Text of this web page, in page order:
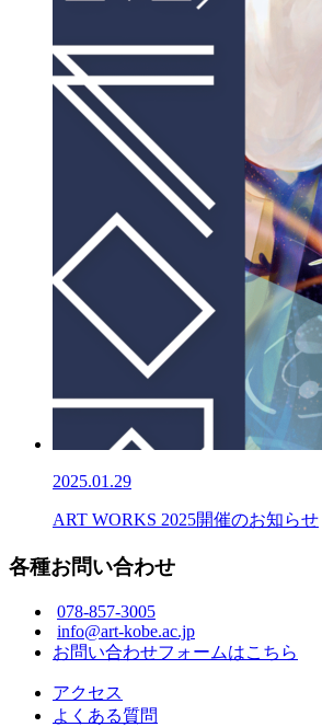
2025.01.29
ART WORKS 2025開催のお知らせ
各種お問い合わせ
078-857-3005
info@art-kobe.ac.jp
お問い合わせフォームはこちら
アクセス
よくある質問